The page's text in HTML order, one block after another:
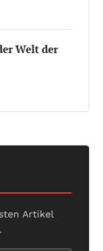
Welt der
Artikel